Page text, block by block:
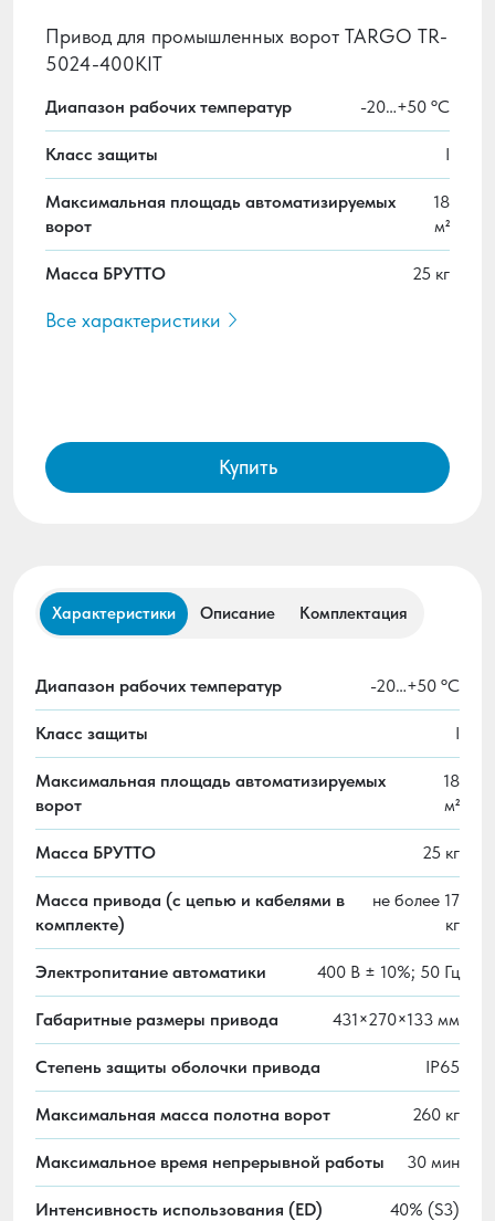
Привод для промышленных ворот TARGO TR-
5024-400KIT
Диапазон рабочих температур -20…+50 ºС
Класс защиты I
Максимальная площадь автоматизируемых
ворот
18
м²
Масса БРУТТО 25 кг
Все характеристики
Купить
Характеристики Описание Комплектация
Диапазон рабочих температур -20…+50 ºС
Класс защиты I
Максимальная площадь автоматизируемых
ворот
18
м²
Масса БРУТТО 25 кг
Масса привода (с цепью и кабелями в
комплекте)
не более 17
кг
Электропитание автоматики 400 В ± 10%; 50 Гц
Габаритные размеры привода 431×270×133 мм
Степень защиты оболочки привода IP65
Максимальная масса полотна ворот 260 кг
Максимальное время непрерывной работы 30 мин
Интенсивность использования (ED) 40% (S3)